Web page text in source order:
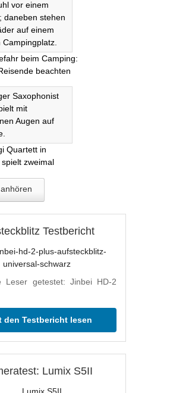
beim Camping:
beachten
Quartett in
zweimal
Testbericht
Leser getestet: Jinbei HD-2
den Testbericht lesen
Lumix S5II